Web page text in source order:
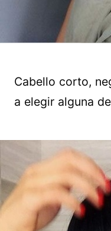
Cabello corto,
a elegir alguna